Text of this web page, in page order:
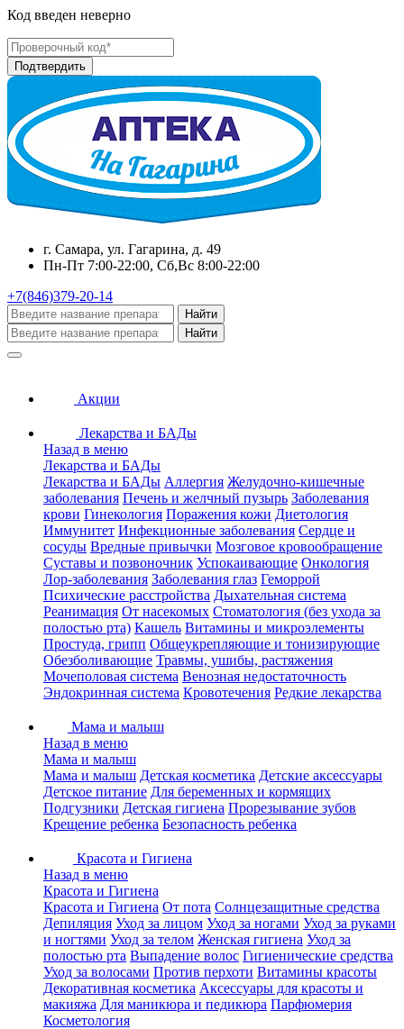
Код введен неверно
г. Самара, ул. Гагарина, д. 49
Пн-Пт 7:00-22:00, Сб,Вс 8:00-22:00
+7(846)379-20-14
Найти
Найти
Акции
Лекарства и БАДы
Назад в меню
Лекарства и БАДы
Лекарства и БАДы Аллергия Желудочно-кишечные
заболевания Печень и желчный пузырь Заболевания
крови Гинекология Поражения кожи Диетология
Иммунитет Инфекционные заболевания Сердце и
сосуды Вредные привычки Мозговое кровообращение
Суставы и позвоночник Успокаивающие Онкология
Лор-заболевания Заболевания глаз Геморрой
Психические расстройства Дыхательная система
Реанимация От насекомых Стоматология (без ухода за
полостью рта) Кашель Витамины и микроэлементы
Простуда, грипп Общеукрепляющие и тонизирующие
Обезболивающие Травмы, ушибы, растяжения
Мочеполовая система Венозная недостаточность
Эндокринная система Кровотечения Редкие лекарства
Мама и малыш
Назад в меню
Мама и малыш
Мама и малыш Детская косметика Детские аксессуары
Детское питание Для беременных и кормящих
Подгузники Детская гигиена Прорезывание зубов
Крещение ребенка Безопасность ребенка
Красота и Гигиена
Назад в меню
Красота и Гигиена
Красота и Гигиена От пота Солнцезащитные средства
Депиляция Уход за лицом Уход за ногами Уход за руками
и ногтями Уход за телом Женская гигиена Уход за
полостью рта Выпадение волос Гигиенические средства
Уход за волосами Против перхоти Витамины красоты
Декоративная косметика Аксессуары для красоты и
макияжа Для маникюра и педикюра Парфюмерия
Косметология